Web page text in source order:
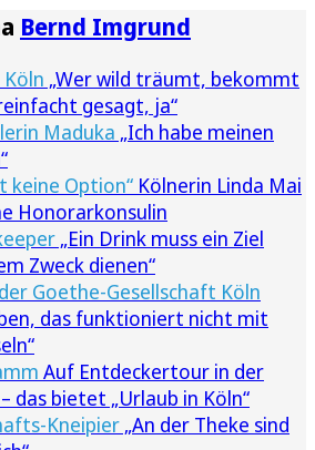
Bernd Imgrund
„Wer wild träumt, bekommt
gesagt, ja“
Maduka „Ich habe meinen
keine Option“ Kölnerin Linda Mai
Honorarkonsulin
„Ein Drink muss ein Ziel
Zweck dienen“
Goethe-Gesellschaft Köln
das funktioniert nicht mit
Auf Entdeckertour in der
das bietet „Urlaub in Köln“
Kneipier „An der Theke sind